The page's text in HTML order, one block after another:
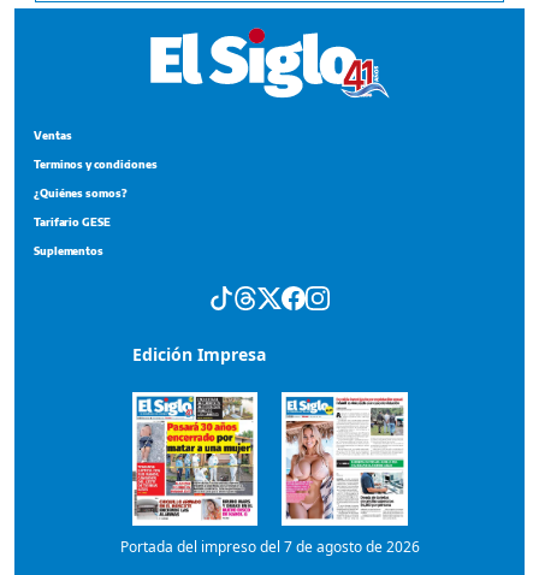
Ventas
Terminos y condiciones
¿Quiénes somos?
Tarifario GESE
Suplementos
Edición Impresa
Portada del impreso del 7 de agosto de 2026